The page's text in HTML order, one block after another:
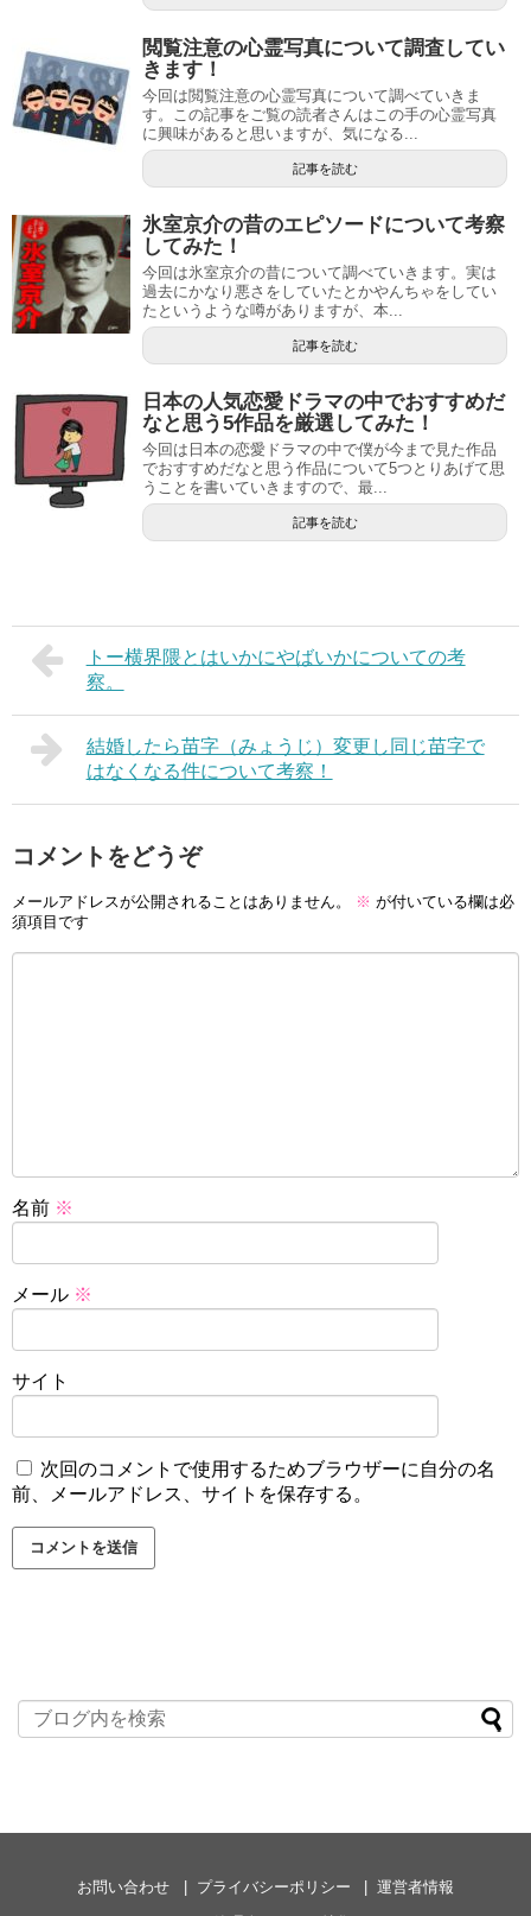
閲覧注意の心霊写真について調査してい
きます！
今回は閲覧注意の心霊写真について調べていきま
す。この記事をご覧の読者さんはこの手の心霊写真
に興味があると思いますが、気になる...
記事を読む
氷室京介の昔のエピソードについて考察
してみた！
今回は氷室京介の昔について調べていきます。実は
過去にかなり悪さをしていたとかやんちゃをしてい
たというような噂がありますが、本...
記事を読む
日本の人気恋愛ドラマの中でおすすめだ
なと思う5作品を厳選してみた！
今回は日本の恋愛ドラマの中で僕が今まで見た作品
でおすすめだなと思う作品について5つとりあげて思
うことを書いていきますので、最...
記事を読む
トー横界隈とはいかにやばいかについての考
察。
結婚したら苗字（みょうじ）変更し同じ苗字で
はなくなる件について考察！
コメントをどうぞ
メールアドレスが公開されることはありません。 ※ が付いている欄は必
須項目です
名前 ※
メール ※
サイト
次回のコメントで使用するためブラウザーに自分の名
前、メールアドレス、サイトを保存する。
お問い合わせ プライバシーポリシー
運営者情報